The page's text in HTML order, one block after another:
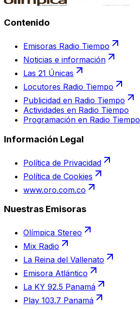
Contenido
Emisoras Radio Tiempo
Noticias e información
Las 21 Únicas
Locutores Radio Tiempo
Publicidad en Radio Tiempo
Actividades en Radio Tiempo
Programación en Radio Tiempo
Información Legal
Política de Privacidad
Política de Cookies
www.oro.com.co
Nuestras Emisoras
Olímpica Stereo
Mix Radio
La Reina del Vallenato
Emisora Atlántico
La KY 92.5 Panamá
Play 103.7 Panamá